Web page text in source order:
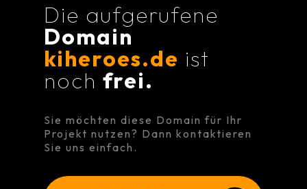
Die aufgerufene
Domain
kiheroes.de ist
noch frei.
Sie möchten diese Domain für Ihr
Projekt nutzen? Dann kontaktieren
Sie uns einfach.